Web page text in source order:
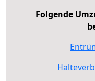
Folgende